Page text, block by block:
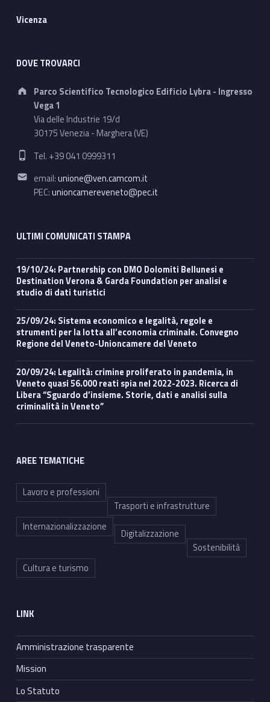
Vicenza
DOVE TROVARCI
Address:
Parco Scientifico Tecnologico Edificio Lybra - Ingresso
Vega 1
Via delle Industrie 19/d
30175 Venezia - Marghera (VE)
Phone number:
Tel. +39 041 0999311
Email address:
email:unione@ven.camcom.it
PEC:unioncamereveneto@pec.it
ULTIMI COMUNICATI STAMPA
19/10/24: Partnership con DMO Dolomiti Bellunesi e
Destination Verona & Garda Foundation per analisi e
studio di dati turistici
25/09/24: Sistema economico e legalità, regole e
strumenti per la lotta all’economia criminale. Convegno
Regione del Veneto-Unioncamere del Veneto
20/09/24: Legalità: crimine proliferato in pandemia, in
Veneto quasi 56.000 reati spia nel 2022-2023. Ricerca di
Libera “Sguardo d’insieme. Storie, dati e analisi sulla
criminalità in Veneto”
AREE TEMATICHE
Lavoro e professioni
Trasporti e infrastrutture
Internazionalizzazione
Digitalizzazione
Sostenibilità
Cultura e turismo
LINK
Amministrazione trasparente
Mission
Lo Statuto